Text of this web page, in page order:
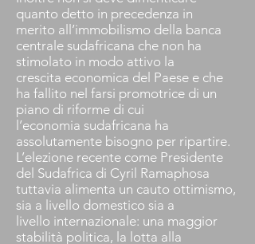
quanto detto in precedenza in
merito all’immobilismo della banca
centrale sudafricana che non ha
stimolato in modo attivo la
crescita economica del Paese e che
ha fallito nel farsi promotrice di un
piano di riforme di cui
l’economia sudafricana ha
assolutamente bisogno per ripartire.
L’elezione recente come Presidente
del Sudafrica di Cyril Ramaphosa
tuttavia alimenta un cauto ottimismo,
sia a livello domestico sia a
livello internazionale: una maggior
stabilità politica, la lotta alla